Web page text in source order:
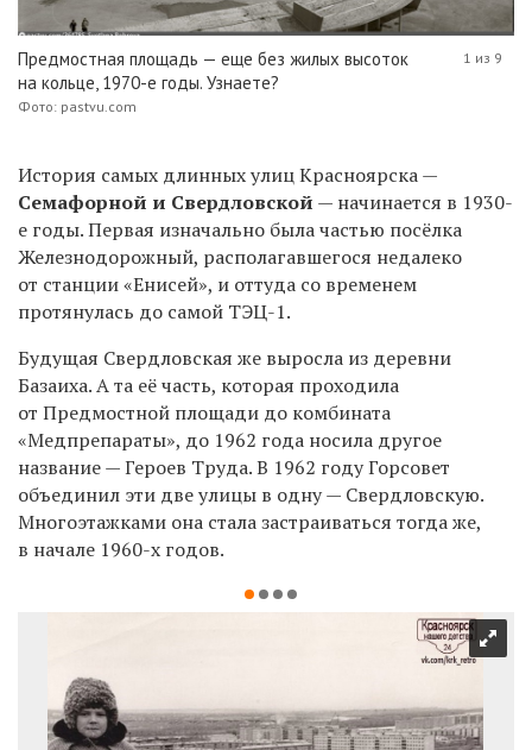
Предмостная площадь — еще без жилых высоток
на кольце, 1970-е годы. Узнаете?
Фото: pastvu.com
1 из 9
История самых длинных улиц Красноярска —
Семафорной и Свердловской — начинается в 1930-
е годы. Первая изначально была частью посёлка
Железнодорожный, располагавшегося недалеко
от станции «Енисей», и оттуда со временем
протянулась до самой ТЭЦ-1.
Будущая Свердловская же выросла из деревни
Базаиха. А та её часть, которая проходила
от Предмостной площади до комбината
«Медпрепараты», до 1962 года носила другое
название — Героев Труда. В 1962 году Горсовет
объединил эти две улицы в одну — Свердловскую.
Многоэтажками она стала застраиваться тогда же,
в начале 1960-х годов.